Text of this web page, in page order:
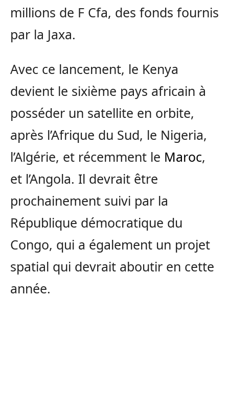
millions de F Cfa, des fonds fournis
par la Jaxa.
Avec ce lancement, le Kenya
devient le sixième pays africain à
posséder un satellite en orbite,
après l’Afrique du Sud, le Nigeria,
l’Algérie, et récemment le Maroc,
et l’Angola. Il devrait être
prochainement suivi par la
République démocratique du
Congo, qui a également un projet
spatial qui devrait aboutir en cette
année.